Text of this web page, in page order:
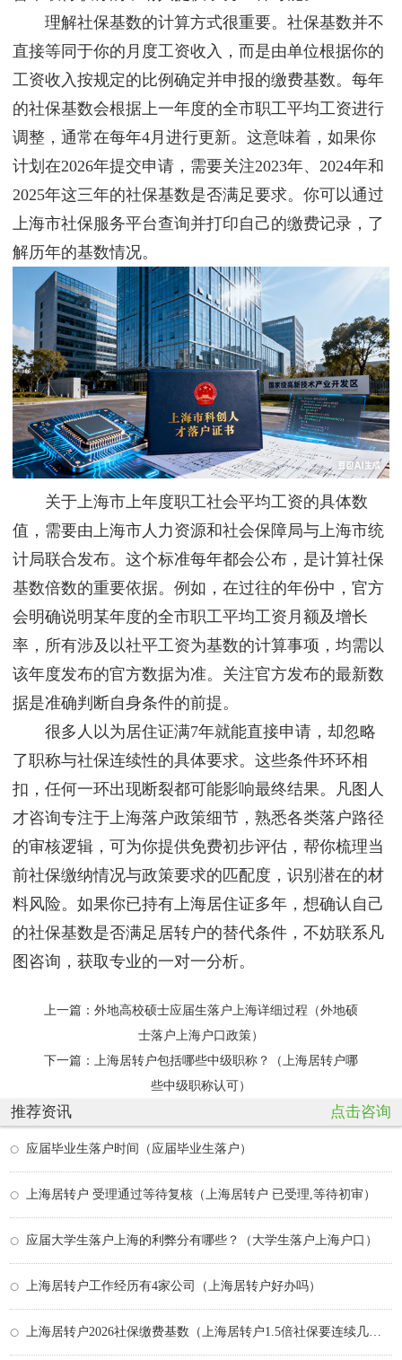
讯
联
系
我
们
理解社保基数的计算方式很重要。社保基数并不
直接等同于你的月度工资收入，而是由单位根据你的
工资收入按规定的比例确定并申报的缴费基数。每年
的社保基数会根据上一年度的全市职工平均工资进行
调整，通常在每年4月进行更新。这意味着，如果你
计划在2026年提交申请，需要关注2023年、2024年和
2025年这三年的社保基数是否满足要求。你可以通过
上海市社保服务平台查询并打印自己的缴费记录，了
解历年的基数情况。
关于上海市上年度职工社会平均工资的具体数
值，需要由上海市人力资源和社会保障局与上海市统
计局联合发布。这个标准每年都会公布，是计算社保
基数倍数的重要依据。例如，在过往的年份中，官方
会明确说明某年度的全市职工平均工资月额及增长
率，所有涉及以社平工资为基数的计算事项，均需以
该年度发布的官方数据为准。关注官方发布的最新数
据是准确判断自身条件的前提。
很多人以为居住证满7年就能直接申请，却忽略
了职称与社保连续性的具体要求。这些条件环环相
扣，任何一环出现断裂都可能影响最终结果。凡图人
才咨询专注于上海落户政策细节，熟悉各类落户路径
的审核逻辑，可为你提供免费初步评估，帮你梳理当
前社保缴纳情况与政策要求的匹配度，识别潜在的材
料风险。如果你已持有上海居住证多年，想确认自己
的社保基数是否满足居转户的替代条件，不妨联系凡
图咨询，获取专业的一对一分析。
上一篇： 外地高校硕士应届生落户上海详细过程（外地硕
士落户上海户口政策）
下一篇：
上海居转户包括哪些中级职称？（上海居转户哪
些中级职称认可）
推荐资讯 点击咨询
应届毕业生落户时间（应届毕业生落户）
上海居转户 受理通过等待复核（上海居转户 已受理,等待初审）
应届大学生落户上海的利弊分有哪些？（大学生落户上海户口）
上海居转户工作经历有4家公司（上海居转户好办吗）